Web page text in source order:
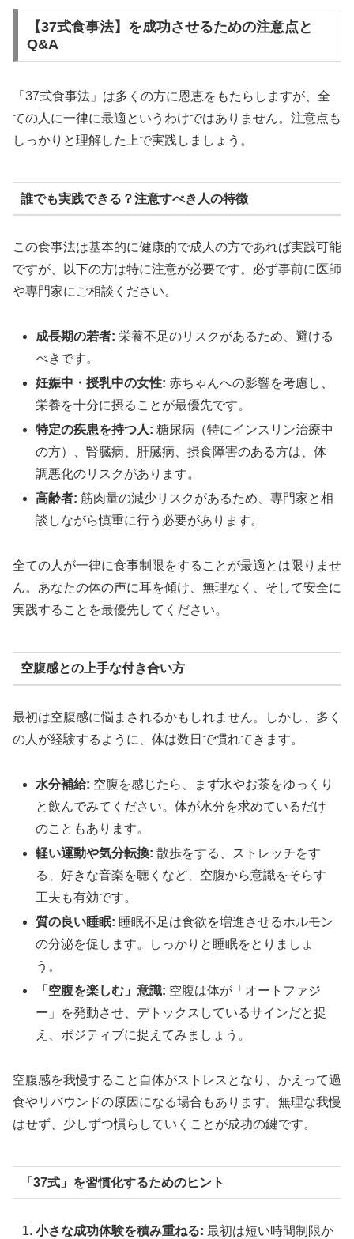
【37式食事法】を成功させるための注意点と
Q&A
「37式食事法」は多くの方に恩恵をもたらしますが、全
ての人に一律に最適というわけではありません。注意点も
しっかりと理解した上で実践しましょう。
誰でも実践できる？注意すべき人の特徴
この食事法は基本的に健康的で成人の方であれば実践可能
ですが、以下の方は特に注意が必要です。必ず事前に医師
や専門家にご相談ください。
成長期の若者: 栄養不足のリスクがあるため、避ける
べきです。
妊娠中・授乳中の女性: 赤ちゃんへの影響を考慮し、
栄養を十分に摂ることが最優先です。
特定の疾患を持つ人: 糖尿病（特にインスリン治療中
の方）、腎臓病、肝臓病、摂食障害のある方は、体
調悪化のリスクがあります。
高齢者: 筋肉量の減少リスクがあるため、専門家と相
談しながら慎重に行う必要があります。
全ての人が一律に食事制限をすることが最適とは限りませ
ん。あなたの体の声に耳を傾け、無理なく、そして安全に
実践することを最優先してください。
空腹感との上手な付き合い方
最初は空腹感に悩まされるかもしれません。しかし、多く
の人が経験するように、体は数日で慣れてきます。
水分補給: 空腹を感じたら、まず水やお茶をゆっくり
と飲んでみてください。体が水分を求めているだけ
のこともあります。
軽い運動や気分転換: 散歩をする、ストレッチをす
る、好きな音楽を聴くなど、空腹から意識をそらす
工夫も有効です。
質の良い睡眠: 睡眠不足は食欲を増進させるホルモン
の分泌を促します。しっかりと睡眠をとりましょ
う。
「空腹を楽しむ」意識: 空腹は体が「オートファジ
ー」を発動させ、デトックスしているサインだと捉
え、ポジティブに捉えてみましょう。
空腹感を我慢すること自体がストレスとなり、かえって過
食やリバウンドの原因になる場合もあります。無理な我慢
はせず、少しずつ慣らしていくことが成功の鍵です。
「37式」を習慣化するためのヒント
小さな成功体験を積み重ねる: 最初は短い時間制限か